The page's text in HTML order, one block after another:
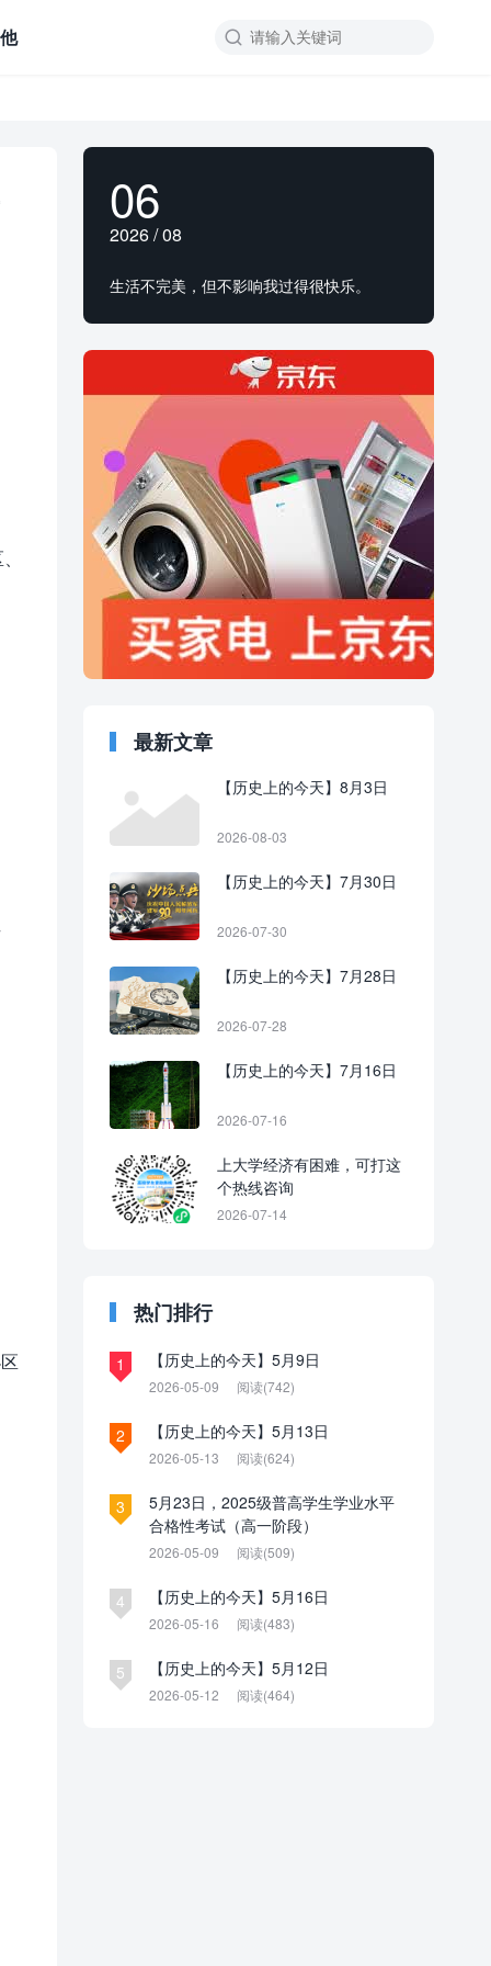

06
2026 / 08
生活不完美，但不影响我过得很快乐。
最新文章
【历史上的今天】8月3日
2026-08-03
【历史上的今天】7月30日
2026-07-30
【历史上的今天】7月28日
2026-07-28
【历史上的今天】7月16日
2026-07-16
上大学经济有困难，可打这
个热线咨询
2026-07-14
热门排行
1 【历史上的今天】5月9日
2026-05-09 阅读(742)
2 【历史上的今天】5月13日
2026-05-13 阅读(624)
3
5月23日，2025级普高学生学业水平
合格性考试（高一阶段）
2026-05-09 阅读(509)
4 【历史上的今天】5月16日
2026-05-16 阅读(483)
5 【历史上的今天】5月12日
2026-05-12 阅读(464)